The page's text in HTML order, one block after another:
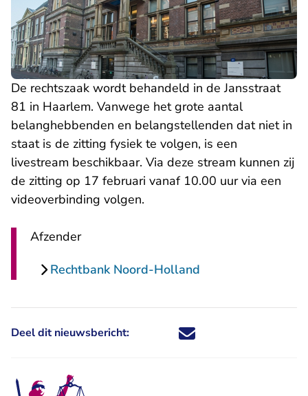
De rechtszaak wordt behandeld in de Jansstraat
81 in Haarlem. Vanwege het grote aantal
belanghebbenden en belangstellenden dat niet in
staat is de zitting fysiek te volgen, is een
livestream beschikbaar. Via deze stream kunnen zij
de zitting op 17 februari vanaf 10.00 uur via een
videoverbinding volgen.
Afzender
Rechtbank Noord-Holland
Deel dit nieuwsbericht: Deel dit nieuwsbericht via X -
Deel dit nieuwsbericht via
Deel dit nieuwsbericht
Deel dit